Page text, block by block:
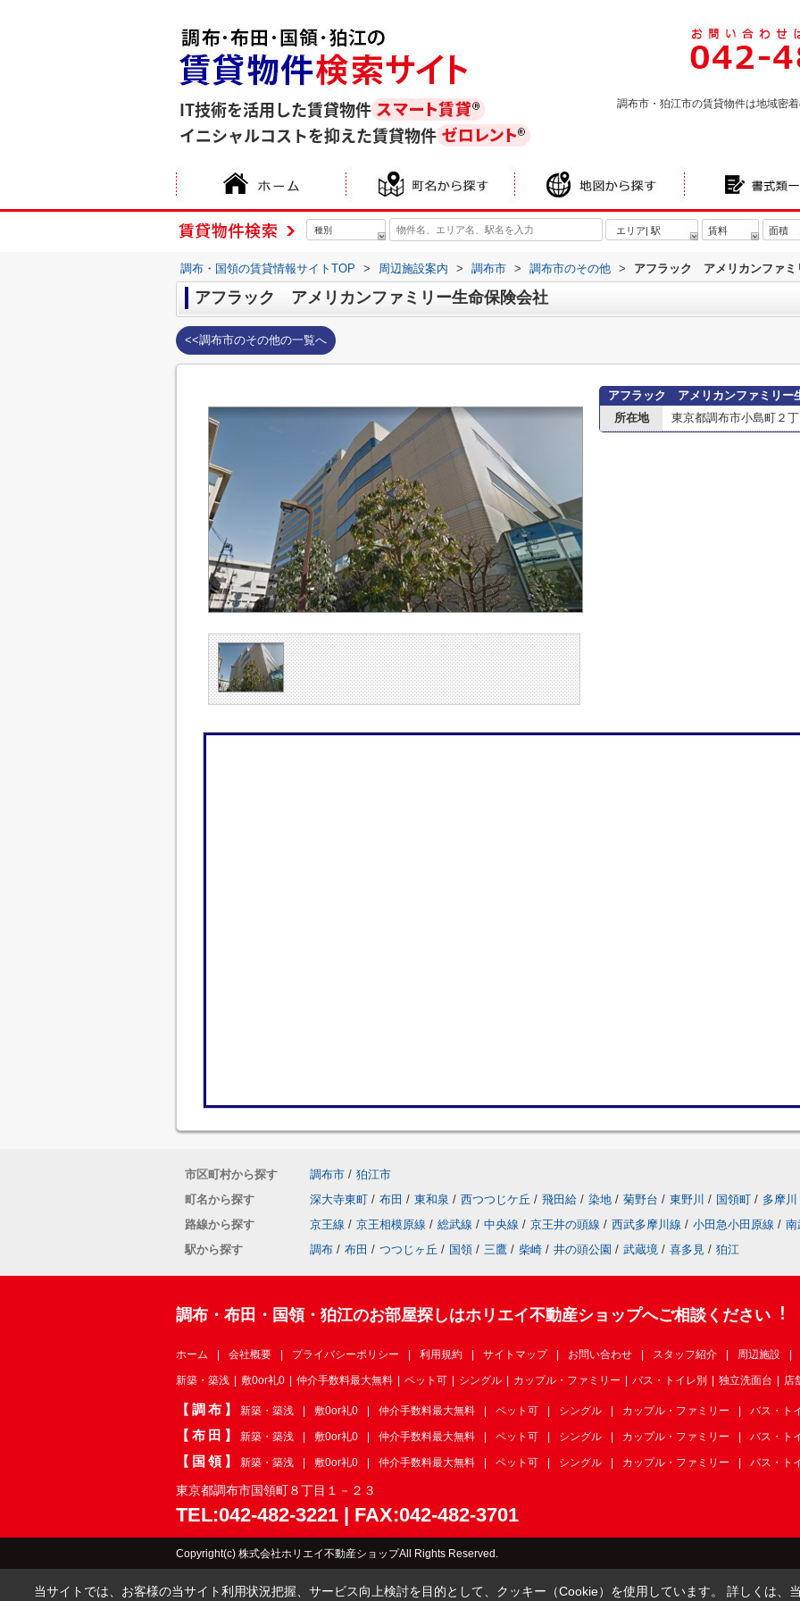
IT技術を活用した賃貸物件
イニシャルコストを抑えた賃貸物件
調布市・狛江市の賃貸物件は地域密
種別 エリア| 駅 賃料 面積
調布・国領の賃貸情報サイトTOP > 周辺施設案内 > 調布市 > 調布市のその他 > アフラック アメリカンファミ
アフラック アメリカンファミリー生命保険会社
<<調布市のその他の一覧へ
アフラック アメリカンファミリー
所在地
東京都調布市小島町２
市区町村から探す 調布市 / 狛江市
町名から探す
深大寺東町 / 布田 / 東和泉 / 西つつじケ丘 / 飛田給 / 染地 / 菊野台 / 東野川 / 国領町 / 多摩川
路線から探す
京王線 / 京王相模原線 / 総武線 / 中央線 / 京王井の頭線 / 西武多摩川線 / 小田急小田原線 / 南
駅から探す
調布 / 布田 / つつじヶ丘 / 国領 / 三鷹 / 柴崎 / 井の頭公園 / 武蔵境 / 喜多見 / 狛江
調布・布田・国領・狛江のお部屋探しはホリエイ不動産ショップへご相談ください︕
ホーム 会社概要 プライバシーポリシー 利用規約 サイトマップ お問い合わせ スタッフ紹介 周辺施設
新築・築浅 敷0or礼0 仲介手数料最大無料 ペット可 シングル カップル・ファミリー バス・トイレ別 独立洗面台 店
【調布】 新築・築浅 敷0or礼0 仲介手数料最大無料 ペット可 シングル カップル・ファミリー バス・ト
【布田】 新築・築浅 敷0or礼0 仲介手数料最大無料 ペット可 シングル カップル・ファミリー バス・ト
【国領】 新築・築浅 敷0or礼0 仲介手数料最大無料 ペット可 シングル カップル・ファミリー バス・ト
東京都調布市国領町８丁目１－２３
TEL:042-482-3221 | FAX:042-482-3701
Copyright(c) 株式会社ホリエイ不動産ショップAll Rights Reserved.
当サイトでは、お客様の当サイト利用状況把握、サービス向上検討を目的として、クッキー（Cookie）を使用しています。 詳しくは、